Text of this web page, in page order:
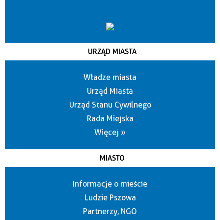
URZĄD MIASTA
Władze miasta
Urząd Miasta
Urząd Stanu Cywilnego
Rada Miejska
Więcej »
MIASTO
Informacje o mieście
Ludzie Pszowa
Partnerzy, NGO